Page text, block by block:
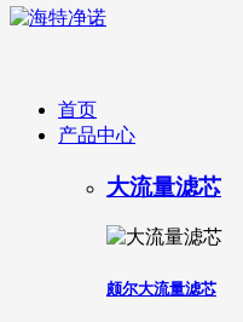
首页
产品中心
大流量滤芯
颇尔大流量滤芯